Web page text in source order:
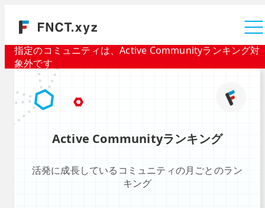
指定のコミュニティは、Active Communityランキング対
象外です
Active Communityランキング
活発に成長しているコミュニティの月ごとのラン
キング